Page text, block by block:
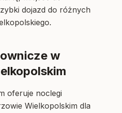
dojazd do różnych
w
oferuje noclegi
Wielkopolskim dla